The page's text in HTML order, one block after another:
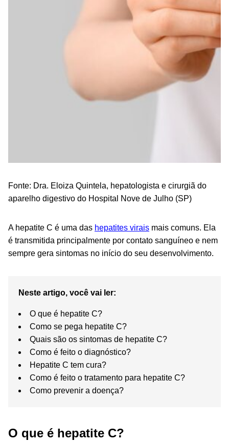
Fonte: Dra. Eloiza Quintela, hepatologista e cirurgiã do
aparelho digestivo do Hospital Nove de Julho (SP)
A hepatite C é uma das hepatites virais mais comuns. Ela
é transmitida principalmente por contato sanguíneo e nem
sempre gera sintomas no início do seu desenvolvimento.
Neste artigo, você vai ler:
O que é hepatite C?
Como se pega hepatite C?
Quais são os sintomas de hepatite C?
Como é feito o diagnóstico?
Hepatite C tem cura?
Como é feito o tratamento para hepatite C?
Como prevenir a doença?
O que é hepatite C?